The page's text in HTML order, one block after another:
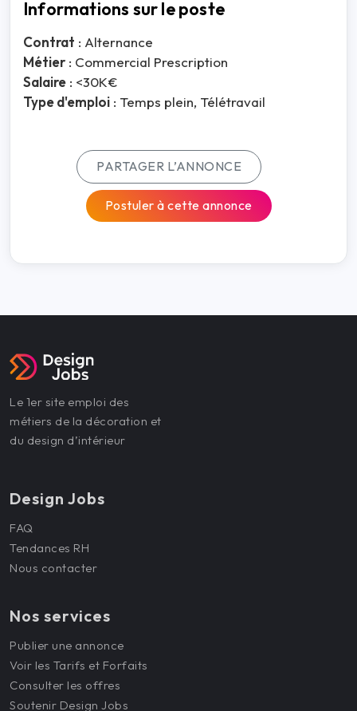
Informations sur le poste
Contrat : Alternance
Métier : Commercial Prescription
Salaire : <30K€
Type d'emploi : Temps plein, Télétravail
PARTAGER L’ANNONCE
Postuler à cette annonce
Le 1er site emploi des
métiers de la décoration et
du design d’intérieur
Design Jobs
FAQ
Tendances RH
Nous contacter
Nos services
Publier une annonce
Voir les Tarifs et Forfaits
Consulter les offres
Soutenir Design Jobs